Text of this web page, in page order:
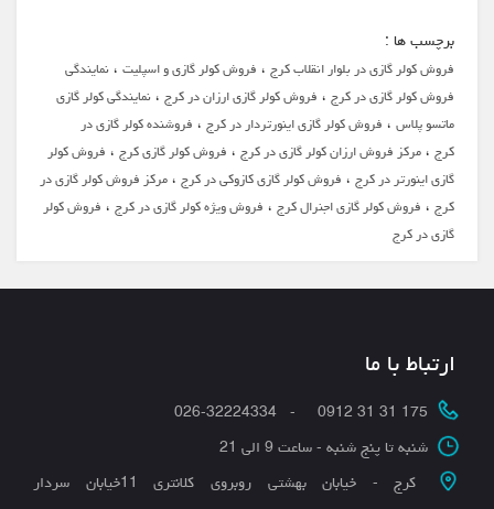
برچسب ها :
فروش کولر گازی در بلوار انقلاب کرج، فروش کولر گازی و اسپلیت،نمایندگی
فروش کولر گازی در کرج، فروش کولر گازی ارزان در کرج،نمایندگی کولر گازی
ماتسو پلاس، فروش کولر گازی اینورتردار در کرج، فروشنده کولر گازی در
کرج،مرکز فروش ارزان کولر گازی در کرج، فروش کولر گازی کرج، فروش کولر
گازی اینورتر در کرج، فروش کولر گازی کازوکی در کرج،مرکز فروش کولر گازی در
کرج، فروش کولر گازی اجنرال کرج، فروش ویژه کولر گازی در کرج، فروش کولر
گازی در کرج
ارتباط با ما
175 31 31 0912 - 026-32224334
شنبه تا پنج شنبه - ساعت 9 الی 21
کرج - خیابان بهشتی روبروی کلانتری 11خیابان سردار